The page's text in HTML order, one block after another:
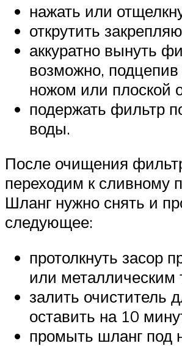
нажать или
открутить
аккуратно вынуть
возможно, подцепив
ножом или плоской
подержать фильтр
воды.
После очищения
переходим к сливному
Шланг нужно снять и
следующее:
протолкнуть засор
или металлическим
залить очиститель
оставить на 10
промыть шланг под